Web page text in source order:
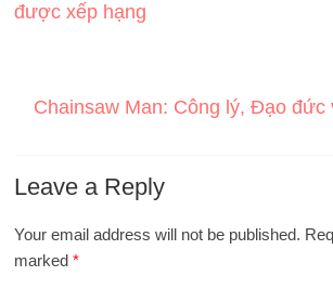
được xếp hạng
Chainsaw Man: Công lý, Đạo đức
Leave a Reply
Your email address will not be published.
marked*